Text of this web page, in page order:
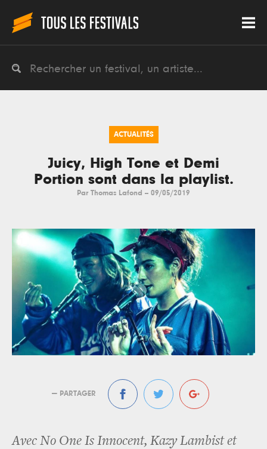
ACTUALITÉS
Juicy, High Tone et Demi
Portion sont dans la playlist.
Par Thomas Lafond -- 09/05/2019
— PARTAGER
Avec No One Is Innocent, Kazy Lambist et